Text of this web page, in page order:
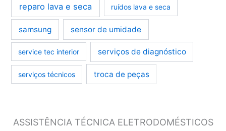
reparo lava e seca ruídos lava e seca
samsung sensor de umidade
service tec interior serviços de diagnóstico
serviços técnicos troca de peças
ASSISTÊNCIA TÉCNICA ELETRODOMÉSTICOS